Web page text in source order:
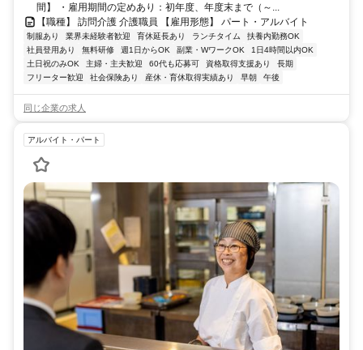
間】 ・雇用期間の定めあり：初年度、年度末まで（～...
【職種】 訪問介護 介護職員 【雇用形態】 パート・アルバイト
制服あり 業界未経験者歓迎 育休延長あり ランチタイム
扶養内勤務OK
社員登用あり
無料研修 週1日からOK 副業・WワークOK
1日4時間以内OK
土日祝のみOK
主婦・主夫歓迎 60代も応募可 資格取得支援あり
長期
フリーター歓迎
社会保険あり 産休・育休取得実績あり 早朝 午後
同じ企業の求人
アルバイト・パート